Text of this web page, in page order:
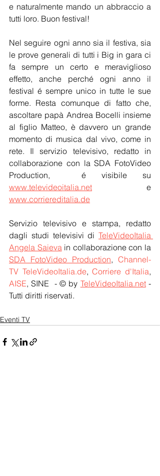
e naturalmente mando un abbraccio a
tutti loro. Buon festival!
Nel seguire ogni anno sia il festiva, sia
le prove generali di tutti i Big in gara ci
fa sempre un certo e meraviglioso
effetto, anche perché ogni anno il
festival é sempre unico in tutte le sue
forme. Resta comunque di fatto che,
ascoltare papà Andrea Bocelli insieme
al figlio Matteo, è davvero un grande
momento di musica dal vivo, come in
rete. Il servizio televisivo, redatto in
collaborazione con la SDA FotoVideo
www.televideoitalia.net
www.corriereditalia.de
Servizio televisivo e stampa, redatto
dagli studi televisivi di TeleVideoItalia
Angela Saieva
SDA FotoVideo Production, Channel-
TV TeleVideoItalia.de, Corriere d'Italia
AISE, SINE  - © by TeleVideoItalia.net -
Tutti diritti riservati.
Eventi TV